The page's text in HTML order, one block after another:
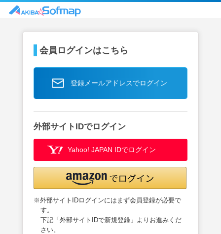
会員ログインはこちら
登録メールアドレスでログイン
外部サイトIDでログイン
Yahoo! JAPAN IDでログイン
※外部サイトIDログインにはまず会員登録が必要で
す。
下記「外部サイトIDで新規登録」よりお進みくだ
さい。